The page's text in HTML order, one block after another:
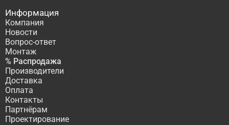
Информация
Компания
Новости
Вопрос-ответ
Монтаж
% Распродажа
Производители
Доставка
Оплата
Контакты
Партнёрам
Проектирование